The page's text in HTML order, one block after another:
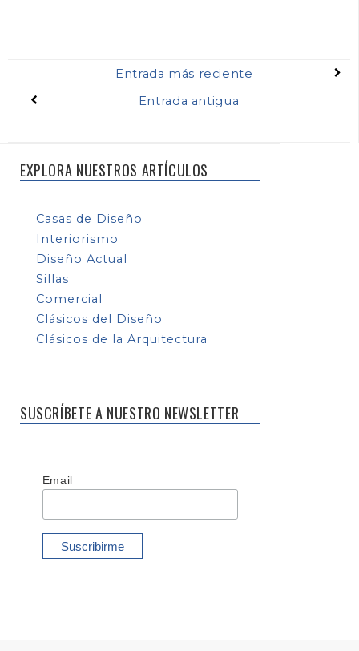
Entrada más reciente
Entrada antigua
EXPLORA NUESTROS ARTÍCULOS
Casas de Diseño
Interiorismo
Diseño Actual
Sillas
Comercial
Clásicos del Diseño
Clásicos de la Arquitectura
SUSCRÍBETE A NUESTRO NEWSLETTER
Email